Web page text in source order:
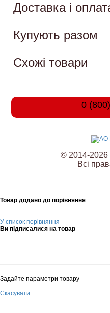
Доставка і
Купують разом
Схожі товари
0
© 2014-2026
Всі
Товар додано до порівняння
У список порівняння
Ви підписалися на товар
Задайте параметри товару
Скасувати